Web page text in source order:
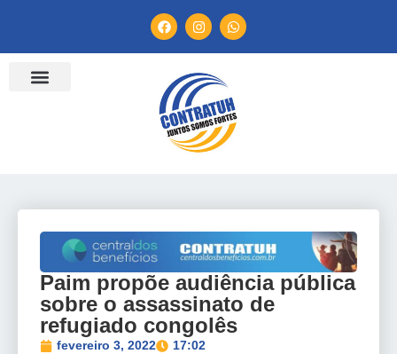
Paim propõe audiência pública
sobre o assassinato de
refugiado congolês
fevereiro 3, 2022 17:02